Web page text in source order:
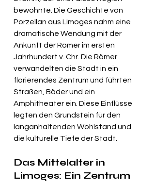
bewohnte. Die Geschichte von
Porzellan aus Limoges nahm eine
dramatische Wendung mit der
Ankunft der Römer im ersten
Jahrhundert v. Chr. Die Römer
verwandelten die Stadt in ein
florierendes Zentrum und führten
Straßen, Bäder und ein
Amphitheater ein. Diese Einflüsse
legten den Grundstein für den
langanhaltenden Wohlstand und
die kulturelle Tiefe der Stadt.
Das Mittelalter in
Limoges: Ein Zentrum